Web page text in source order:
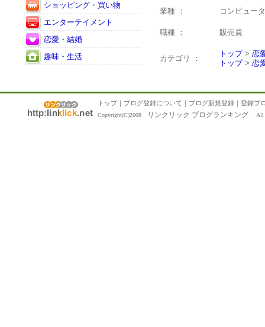
ショッピング・買い物
エンターテイメント
恋愛・結婚
趣味・生活
業種 ： コンピュー
職種 ： 販売員
カテゴリ ：
トップ> 恋
トップ> 恋
トップ｜ ブログ登録について ｜ ブログ新規登録 ｜ 登録ブ
Copyright(C)2008 リンクリック ブログランキング All